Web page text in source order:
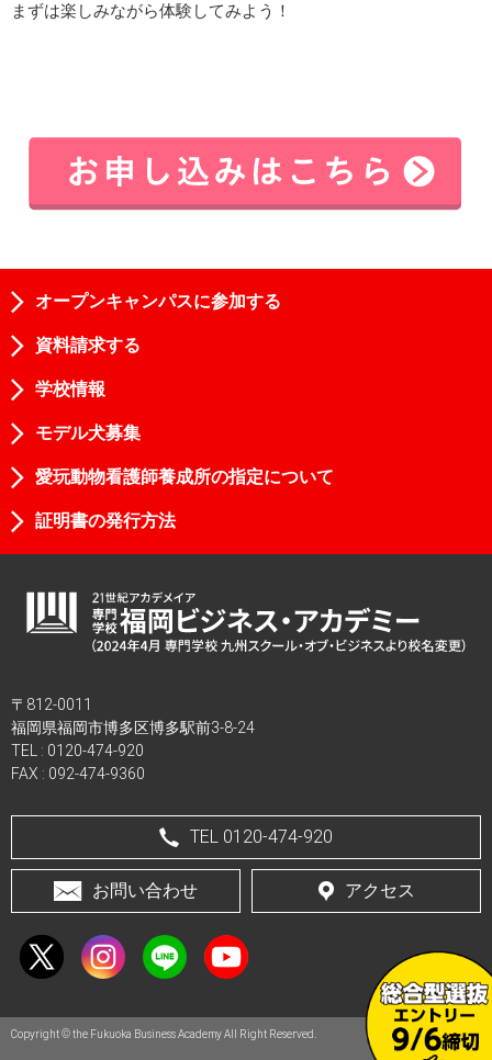
まずは楽しみながら体験してみよう！
オープンキャンパスに参加する
資料請求する
学校情報
モデル犬募集
愛玩動物看護師養成所の指定について
証明書の発行方法
〒812-0011
福岡県福岡市博多区博多駅前3-8-24
TEL : 0120-474-920
FAX : 092-474-9360
TEL 0120-474-920
お問い合わせ アクセス
Copyright © the Fukuoka Business Academy All Right Reserved.